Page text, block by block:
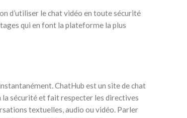
d’utiliser le chat vidéo en toute sécurité
qui en font la plateforme la plus
ChatHub est un site de chat
la sécurité et fait respecter les directives
textuelles, audio ou vidéo. Parler